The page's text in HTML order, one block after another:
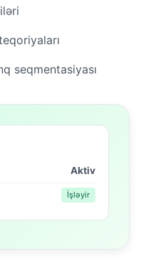
seqmentasiyası
Aktiv
İşləyir